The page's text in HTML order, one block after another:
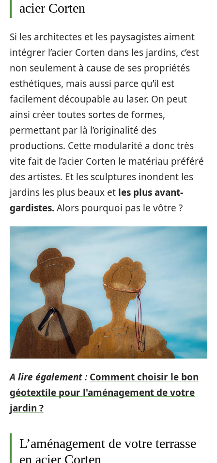
acier Corten
Si les architectes et les paysagistes aiment
intégrer l’acier Corten dans les jardins, c’est
non seulement à cause de ses propriétés
esthétiques, mais aussi parce qu’il est
facilement découpable au laser. On peut
ainsi créer toutes sortes de formes,
permettant par là l’originalité des
productions. Cette modularité a donc très
vite fait de l’acier Corten le matériau préféré
des artistes. Et les sculptures inondent les
jardins les plus beaux et les plus avant-
gardistes.Alors pourquoi pas le vôtre ?
A lire également : Comment choisir le bon
géotextile pour l'aménagement de votre
jardin ?
L’aménagement de votre terrasse
en acier Corten